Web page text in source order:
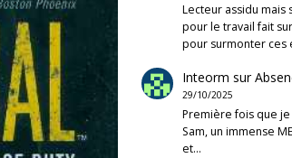
Lecteur assidu mais
pour le travail fait
pour surmonter ces
Inteorm sur
29/10/2025
Première fois que je
Sam, un immense
et…